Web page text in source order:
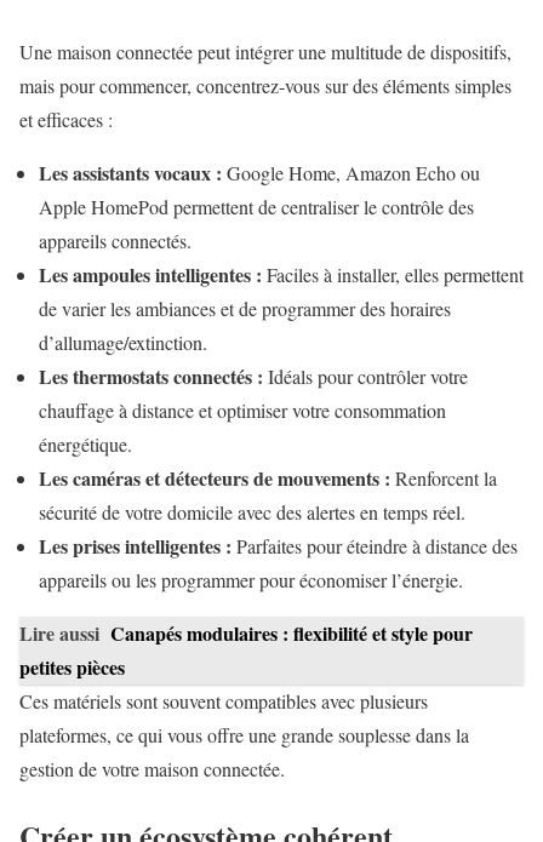
Une maison connectée peut intégrer une multitude de dispositifs,
mais pour commencer, concentrez-vous sur des éléments simples
et efficaces :
Les assistants vocaux : Google Home, Amazon Echo ou
Apple HomePod permettent de centraliser le contrôle des
appareils connectés.
Les ampoules intelligentes : Faciles à installer, elles permettent
de varier les ambiances et de programmer des horaires
d’allumage/extinction.
Les thermostats connectés : Idéals pour contrôler votre
chauffage à distance et optimiser votre consommation
énergétique.
Les caméras et détecteurs de mouvements : Renforcent la
sécurité de votre domicile avec des alertes en temps réel.
Les prises intelligentes : Parfaites pour éteindre à distance des
appareils ou les programmer pour économiser l’énergie.
Lire aussi Canapés modulaires : flexibilité et style pour
petites pièces
Ces matériels sont souvent compatibles avec plusieurs
plateformes, ce qui vous offre une grande souplesse dans la
gestion de votre maison connectée.